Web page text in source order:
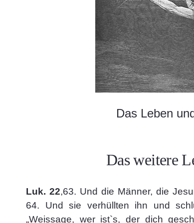
Das Leben
Das weitere
Luk. 22,63. Und die Männer, die
64. Und sie verhüllten ihn und
„Weissage, wer ist`s, der dich